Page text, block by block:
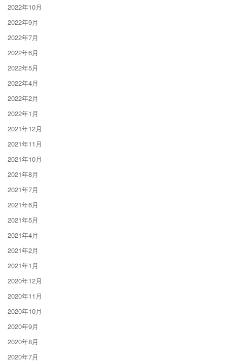
2022年10月
2022年9月
2022年7月
2022年6月
2022年5月
2022年4月
2022年2月
2022年1月
2021年12月
2021年11月
2021年10月
2021年8月
2021年7月
2021年6月
2021年5月
2021年4月
2021年2月
2021年1月
2020年12月
2020年11月
2020年10月
2020年9月
2020年8月
2020年7月